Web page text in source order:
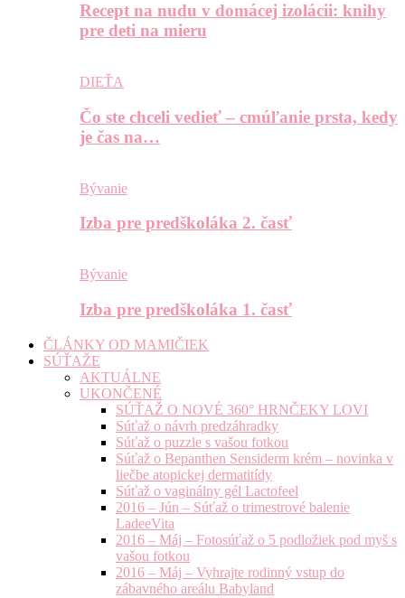
Recept na nudu v domácej izolácii: knihy
pre deti na mieru
DIEŤA
Čo ste chceli vedieť – cmúľanie prsta, kedy
je čas na…
Bývanie
Izba pre predškoláka 2. časť
Bývanie
Izba pre predškoláka 1. časť
ČLÁNKY OD MAMIČIEK
SÚŤAŽE
AKTUÁLNE
UKONČENÉ
SÚŤAŽ O NOVÉ 360° HRNČEKY LOVI
Súťaž o návrh predzáhradky
Súťaž o puzzle s vašou fotkou
Súťaž o Bepanthen Sensiderm krém – novinka v
liečbe atopickej dermatitídy
Súťaž o vaginálny gél Lactofeel
2016 – Jún – Súťaž o trimestrové balenie
LadeeVita
2016 – Máj – Fotosúťaž o 5 podložiek pod myš s
vašou fotkou
2016 – Máj – Vyhrajte rodinný vstup do
zábavného areálu Babyland